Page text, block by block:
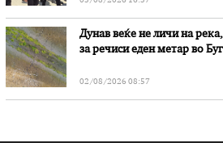
Дунав веќе не личи на
за речиси еден метар во
02/08/2026 08:57